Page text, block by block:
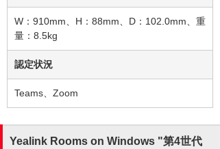
W：910mm、H：88mm、D：102.0mm、重
量：8.5kg
認定状況
Teams、Zoom
Yealink Rooms on Windows "第4世代